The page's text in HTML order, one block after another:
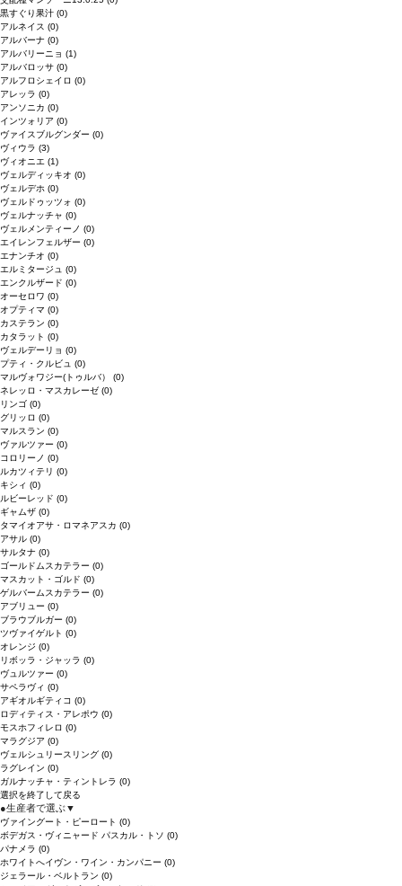
黒すぐり果汁 (0)
アルネイス (0)
アルバーナ (0)
アルバリーニョ (1)
アルバロッサ (0)
アルフロシェイロ (0)
アレッラ (0)
アンソニカ (0)
インツォリア (0)
ヴァイスブルグンダー (0)
ヴィウラ (3)
ヴィオニエ (1)
ヴェルディッキオ (0)
ヴェルデホ (0)
ヴェルドゥッツォ (0)
ヴェルナッチャ (0)
ヴェルメンティーノ (0)
エイレンフェルザー (0)
エナンチオ (0)
エルミタージュ (0)
エンクルザード (0)
オーセロワ (0)
オプティマ (0)
カステラン (0)
カタラット (0)
ヴェルデーリョ (0)
プティ・クルビュ (0)
マルヴォワジー(トゥルバ） (0)
ネレッロ・マスカレーゼ (0)
リンゴ (0)
グリッロ (0)
マルスラン (0)
ヴァルツァー (0)
コロリーノ (0)
ルカツィテリ (0)
キシィ (0)
ルビーレッド (0)
ギャムザ (0)
タマイオアサ・ロマネアスカ (0)
アサル (0)
サルタナ (0)
ゴールドムスカテラー (0)
マスカット・ゴルド (0)
ゲルバームスカテラー (0)
アブリュー (0)
ブラウブルガー (0)
ツヴァイゲルト (0)
オレンジ (0)
リボッラ・ジャッラ (0)
ヴュルツァー (0)
サペラヴィ (0)
アギオルギティコ (0)
ロディティス・アレポウ (0)
モスホフィレロ (0)
マラグジア (0)
ヴェルシュリースリング (0)
ラグレイン (0)
ガルナッチャ・ティントレラ (0)
選択を終了して戻る
●生産者で選ぶ▼
ヴァイングート・ピーロート (0)
ボデガス・ヴィニャード パスカル・トソ (0)
パナメラ (0)
ホワイトへイヴン・ワイン・カンパニー (0)
ジェラール・ベルトラン (0)